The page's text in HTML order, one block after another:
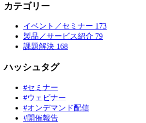
カテゴリー
イベント／セミナー 173
製品／サービス紹介 79
課題解決 168
ハッシュタグ
#セミナー
#ウェビナー
#オンデマンド配信
#開催報告